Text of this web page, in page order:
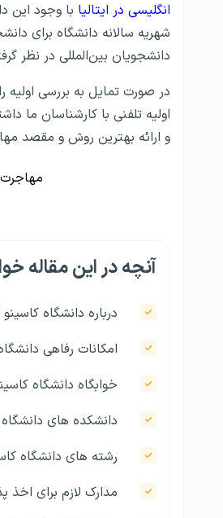
انگلیسی در ایتالیا
دانشجویان بین‌المللی در نظر
در صورت تمایل به بررسی
اولیه تلفنی با کارشناسان ما
و ارائه بهترین روش و مقصد
مهاجرت
آنچه در این مقاله
درباره دانشگاه کاسینو
امکانات رفاهی
خوابگاه دانشگاه
دانشکده‌ های دانشگاه
رشته های دانشگاه
مدارک لازم برای اخذ